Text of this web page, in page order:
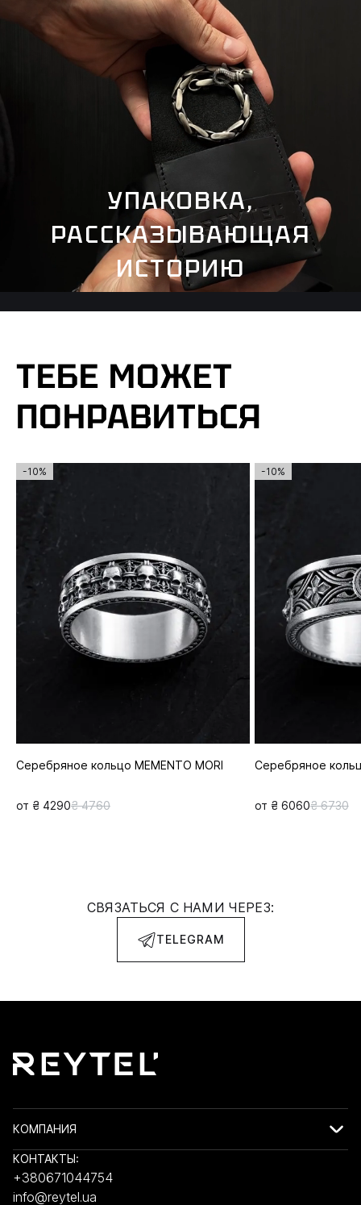
УПАКОВКА,
РАССКАЗЫВАЮЩАЯ
ИСТОРИЮ
ТЕБЕ МОЖЕТ
ПОНРАВИТЬСЯ
-10%
Серебряное кольцо MEMENTO MORI
от ₴ 4290₴ 4760
-10%
Серебряное
от ₴ 6060₴ 6730
СВЯЗАТЬСЯ С НАМИ ЧЕРЕЗ:
TELEGRAM
КОМПАНИЯ
КОНТАКТЫ:
+380671044754
info@reytel.ua